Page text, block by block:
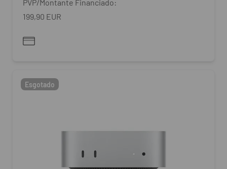
PVP/Montante Financiado:
199,90 EUR
Esgotado